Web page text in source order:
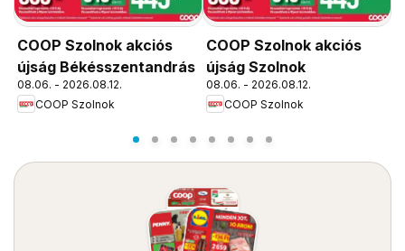
COOP Szolnok akciós
újság Békésszentandrás
08.06. - 2026.08.12.
COOP Szolnok
COOP Szolnok akciós
újság Szolnok
08.06. - 2026.08.12.
COOP Szolnok